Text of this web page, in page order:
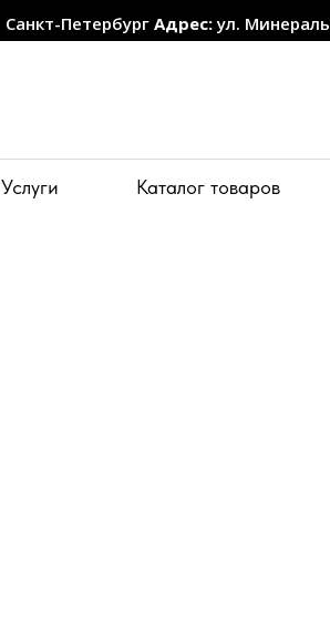
Санкт-Петербург Адрес:ул.
Услуги Каталог товаров